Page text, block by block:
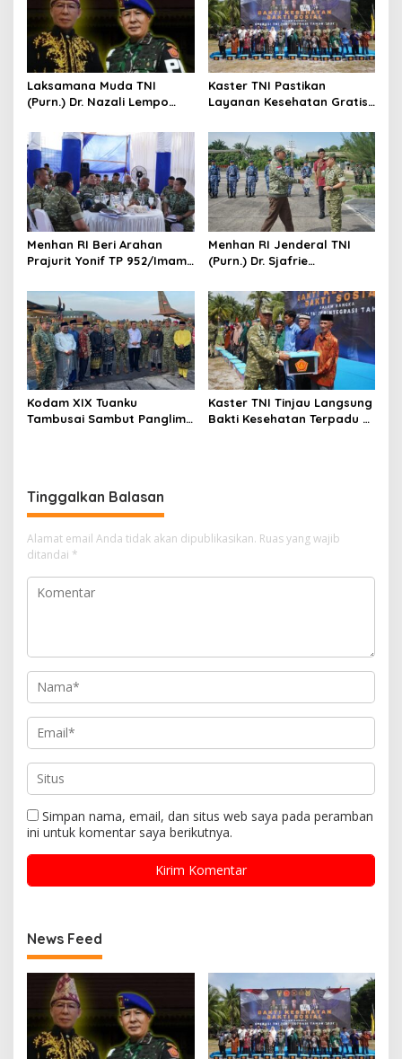
o
s
Laksamana Muda TNI
(Purn.) Dr. Nazali Lempo
sebagai Jaksa Agung:
Tegas, Berintegritas, dan
Tidak Berkompromi
terhadap Penegakan
Hukum
Kaster TNI Pastikan
Layanan Kesehatan Gratis
XIX Tuanku Tambusai Hadir
untuk Masyarakat Lingga
Menhan RI Beri Arahan
Prajurit Yonif TP 952/Imam
Tambusai Percepat
Penguatan Satuan
Menhan RI Jenderal TNI
(Purn.) Dr. Sjafrie
Pekanbaru, Kodam XIX
Tuanku Tambusai Kawal
Kunjungan ke Dua Yonif
Teritorial Pembangunan
Kodam XIX Tuanku
Tambusai Sambut Panglima
Kaster TNI Tinjau Langsung
Bakti Kesehatan Terpadu di
Tinggalkan Balasan
Alamat email Anda tidak akan dipublikasikan. Ruas yang wajib
ditandai *
Simpan nama, email, dan situs web saya pada peramban
ini untuk komentar saya berikutnya.
News Feed